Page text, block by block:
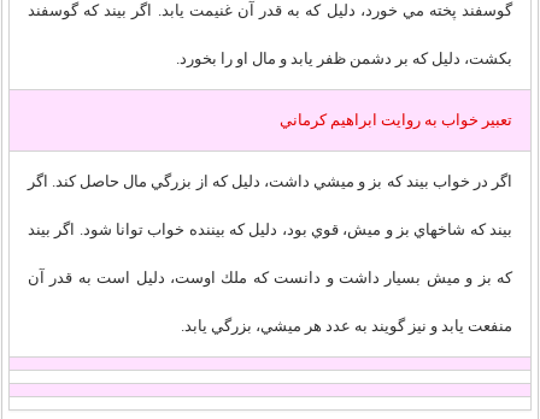
گوسفند پخته مي خورد، دليل كه به قدر آن غنيمت يابد. اگر بيند كه گوسفند
بكشت، دليل كه بر دشمن ظفر يابد و مال او را بخورد.
تعبير خواب به روايت ابراهيم کرماني
اگر در خواب بيند كه بز و ميشي داشت، دليل كه از بزرگي مال حاصل كند. اگر
بيند كه شاخهاي بز و ميش، قوي بود، دليل كه بيننده خواب توانا شود. اگر بيند
كه بز و ميش بسيار داشت و دانست كه ملك اوست، دليل است به قدر آن
منفعت يابد و نيز گويند به عدد هر ميشي، بزرگي يابد.